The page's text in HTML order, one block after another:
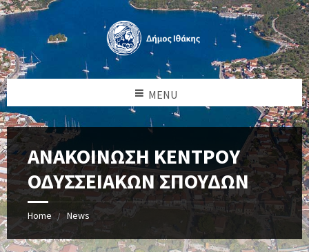
MENU
ΑΝΑΚΟΙΝΩΣΗ ΚΕΝΤΡΟY
ΟΔΥΣΣΕΙΑΚΩΝ ΣΠΟΥΔΩΝ
Home News